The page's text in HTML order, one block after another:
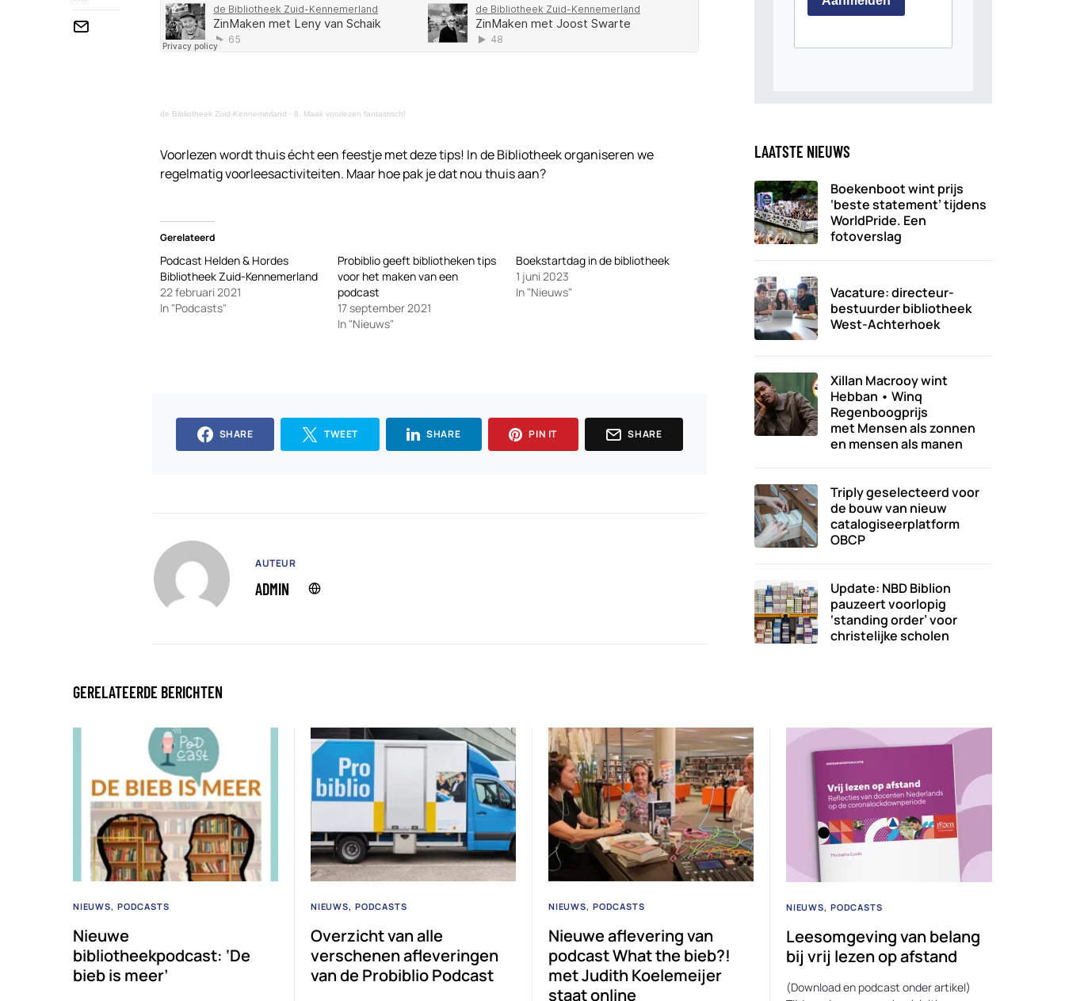
de Bibliotheek Zuid-Kennemerland · 8. Maak voorlezen fantastisch!
Voorlezen wordt thuis écht een feestje met deze tips! In de Bibliotheek organiseren we
regelmatig voorleesactiviteiten. Maar hoe pak je dat nou thuis aan?
Gerelateerd
Podcast Helden & Hordes
Bibliotheek Zuid-Kennemerland
22 februari 2021
In "Podcasts"
Probiblio geeft bibliotheken tips
voor het maken van een
podcast
17 september 2021
In "Nieuws"
Boekstartdag in de bibliotheek
1 juni 2023
In "Nieuws"
SHARE TWEET SHARE PIN IT SHARE
AUTEUR
ADMIN
LAATSTE NIEUWS
Boekenboot wint prijs
‘beste statement’ tijdens
WorldPride. Een
fotoverslag
Vacature: directeur-
bestuurder bibliotheek
West-Achterhoek
Xillan Macrooy wint
Hebban • Winq
Regenboogprijs
met Mensen als zonnen
en mensen als manen
Triply geselecteerd voor
de bouw van nieuw
catalogiseerplatform
OBCP
Update: NBD Biblion
pauzeert voorlopig
‘standing order’ voor
christelijke scholen
GERELATEERDE BERICHTEN
NIEUWS PODCASTS
Nieuwe
bibliotheekpodcast: ‘De
bieb is meer’
NIEUWS PODCASTS
Overzicht van alle
verschenen afleveringen
van de Probiblio Podcast
NIEUWS PODCASTS
Nieuwe aflevering van
podcast What the bieb?!
met Judith Koelemeijer
staat online
NIEUWS PODCASTS
Leesomgeving van belang
bij vrij lezen op afstand
(Download en podcast onder artikel)